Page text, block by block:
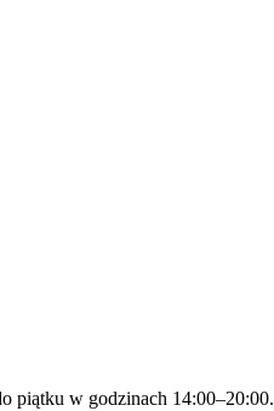
piątku w godzinach 14:00–20:00.